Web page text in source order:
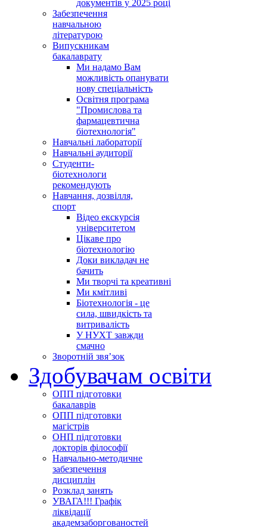
документів у 2025 році
Забезпечення
навчальною
літературою
Випускникам
бакалаврату
Ми надамо Вам
можливість опанувати
нову спеціальність
Освітня програма
"Промислова та
фармацевтична
біотехнологія"
Навчальні лабораторії
Навчальні аудиторії
Студенти-
біотехнологи
рекомендують
Навчання, дозвілля,
спорт
Відео екскурсія
університетом
Цікаве про
біотехнологію
Доки викладач не
бачить
Ми творчі та креативні
Ми кмітливі
Біотехнологія - це
сила, швидкість та
витривалість
У НУХТ завжди
смачно
Зворотній звя’зок
Здобувачам освіти
ОПП підготовки
бакалаврів
ОПП підготовки
магістрів
ОНП підготовки
докторів філософії
Навчально-методичне
забезпечення
дисциплін
Розклад занять
УВАГА!!! Графік
ліквідації
академзаборгованостей